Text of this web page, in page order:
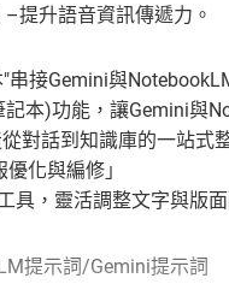
提升語音資訊傳遞力。
接Gemini與
本)功能，讓Gemini與
對話到知識庫的一站式
化與編修」
具，靈活調整文字與版
提示詞/Gemini提示詞